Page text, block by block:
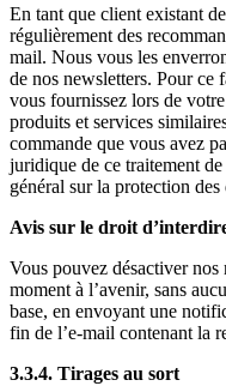
En tant que client existant
régulièrement des
mail. Nous vous les
de nos newsletters. Pour ce
vous fournissez lors de
produits et services
commande que vous avez
juridique de ce traitement
général sur la protection
Avis sur le droit
Vous pouvez désactiver
moment à l’avenir, sans
base, en envoyant une
fin de l’e-mail contenant la
3.3.4. Tirages au sort